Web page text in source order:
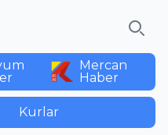
Mercan
Haber
Kurlar